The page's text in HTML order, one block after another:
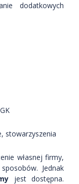
dodatkowych
stowarzyszenia
własnej firmy,
Jednak
jest dostępna.